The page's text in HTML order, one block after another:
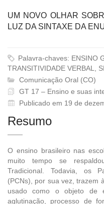
UM NOVO OLHAR
LUZ DA SINTAXE DA
Palavra-chaves: ENSINO
TRANSITIVIDADE VERBAL,
Comunicação Oral (CO)
GT 17 – Ensino e suas
Publicado em 19 de
Resumo
O ensino brasileiro nas
muito tempo se
Tradicional. Todavia, os
(PCNs), por sua vez, trazem
usado como o objeto de
aglutinação, processo de